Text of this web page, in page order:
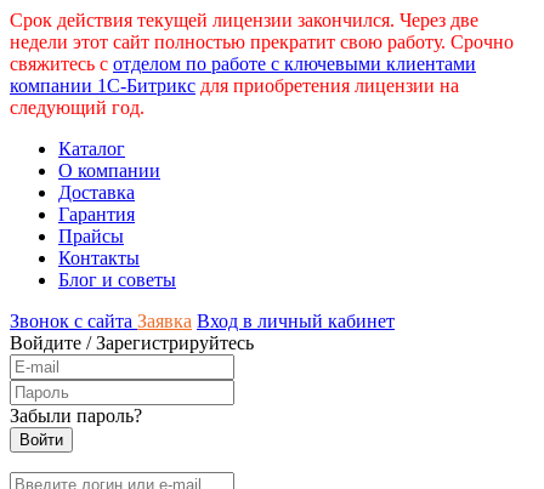
Срок действия текущей лицензии закончился. Через две
недели этот сайт полностью прекратит свою работу. Срочно
свяжитесь с отделом по работе с ключевыми клиентами
компании 1С-Битрикс для приобретения лицензии на
следующий год.
Каталог
О компании
Доставка
Гарантия
Прайсы
Контакты
Блог и советы
Звонок с сайта Заявка Вход в личный кабинет
Войдите /Зарегистрируйтесь
Забыли пароль?